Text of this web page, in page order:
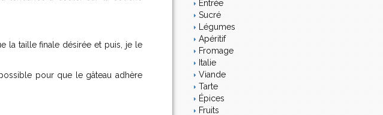
la taille finale désirée et puis, je le
pour que le gâteau adhère
Entrée
Sucré
Légumes
Apéritif
Fromage
Italie
Viande
Tarte
Épices
Fruits